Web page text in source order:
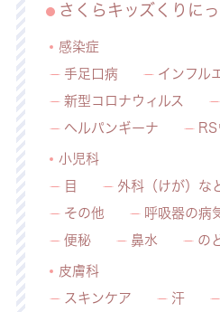
さくらキッズくりにっ
感染症
手足口病
インフル
新型コロナウィルス
ヘルパンギーナ
小児科
目
外科（けが）な
その他
呼吸器の病
便秘
鼻水 の
皮膚科
スキンケア
汗